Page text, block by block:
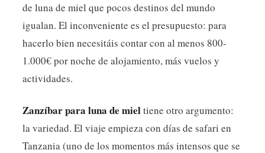
de luna de miel que pocos destinos del mundo
igualan. El inconveniente es el presupuesto: para
hacerlo bien necesitáis contar con al menos 800-
1.000€ por noche de alojamiento, más vuelos y
actividades.
Zanzíbar para luna de mieltiene otro argumento:
la variedad. El viaje empieza con días de safari en
Tanzania (uno de los momentos más intensos que se